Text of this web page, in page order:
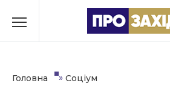
до
Головна » Соціум